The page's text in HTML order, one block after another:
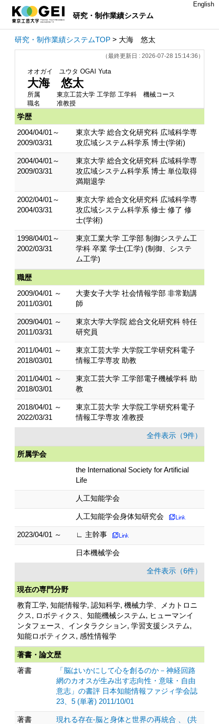
研究・制作業績システム
English
研究・制作業績システムTOP > 大海 悠太
（最終更新日 : 2026-07-28 15:14:36）
オオガイ ユウタ OGAI Yuta
大海 悠太
所属
東京工芸大学 工学部 工学科 機械コース
職名
准教授
学歴
2004/04/01～
2009/03/31
東京大学 総合文化研究科 広域科学専
攻広域システム科学系 博士(学術)
2004/04/01～
2009/03/31
東京大学 総合文化研究科 広域科学専
攻広域システム科学系 博士 単位取得
満期退学
2002/04/01～
2004/03/31
東京大学 総合文化研究科 広域科学専
攻広域システム科学系 修士 修了 修
士(学術)
1998/04/01～
2002/03/31
東京工業大学 工学部 制御システム工
学科 卒業 学士(工学) (制御、システ
ム工学)
職歴
2009/04/01 ～
2011/03/01
大妻女子大学 社会情報学部 非常勤講
師
2009/04/01 ～
2011/03/31
東京大学大学院 総合文化研究科 特任
研究員
2011/04/01 ～
2018/03/01
東京工芸大学 大学院工学研究科電子
情報工学専攻 助教
2011/04/01 ～
2018/03/01
東京工芸大学 工学部電子機械学科 助
教
2018/04/01 ～
2022/03/31
東京工芸大学 大学院工学研究科電子
情報工学専攻 准教授
全件表示（9件）
所属学会
the International Society for Artificial
Life
人工知能学会
人工知能学会身体知研究会
2023/04/01 ～ ∟ 主幹事
日本機械学会
全件表示（6件）
現在の専門分野
教育工学, 知能情報学, 認知科学, 機械力学、メカトロニ
クス, ロボティクス、知能機械システム, ヒューマンイ
ンタフェース、インタラクション, 学習支援システム,
知能ロボティクス, 感性情報学
著書・論文歴
著書
「脳はいかにして心を創るのか－神経回路
網のカオスが生み出す志向性・意味・自由
意志」の書評 日本知能情報ファジィ学会誌
23、5 (単著) 2011/10/01
著書
現れる存在-脳と身体と世界の再統合 、 (共